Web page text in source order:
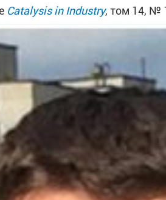
Catalysis in Industry, том 14, №